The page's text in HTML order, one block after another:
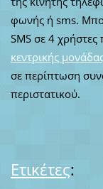
φωνής ή sms.
SMS σε 4
κεντρικής
σε περίπτωση
περιστατικού.
Ετικέτες: